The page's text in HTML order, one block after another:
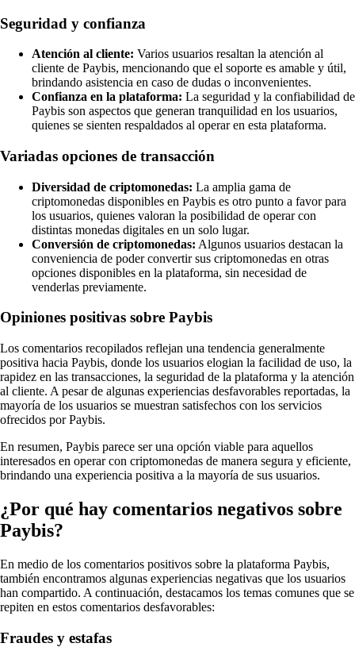
Seguridad y confianza
Atención al cliente: Varios usuarios resaltan la atención al
cliente de Paybis, mencionando que el soporte es amable y útil,
brindando asistencia en caso de dudas o inconvenientes.
Confianza en la plataforma: La seguridad y la confiabilidad de
Paybis son aspectos que generan tranquilidad en los usuarios,
quienes se sienten respaldados al operar en esta plataforma.
Variadas opciones de transacción
Diversidad de criptomonedas: La amplia gama de
criptomonedas disponibles en Paybis es otro punto a favor para
los usuarios, quienes valoran la posibilidad de operar con
distintas monedas digitales en un solo lugar.
Conversión de criptomonedas: Algunos usuarios destacan la
conveniencia de poder convertir sus criptomonedas en otras
opciones disponibles en la plataforma, sin necesidad de
venderlas previamente.
Opiniones positivas sobre Paybis
Los comentarios recopilados reflejan una tendencia generalmente
positiva hacia Paybis, donde los usuarios elogian la facilidad de uso, la
rapidez en las transacciones, la seguridad de la plataforma y la atención
al cliente. A pesar de algunas experiencias desfavorables reportadas, la
mayoría de los usuarios se muestran satisfechos con los servicios
ofrecidos por Paybis.
En resumen, Paybis parece ser una opción viable para aquellos
interesados en operar con criptomonedas de manera segura y eficiente,
brindando una experiencia positiva a la mayoría de sus usuarios.
¿Por qué hay comentarios negativos sobre
Paybis?
En medio de los comentarios positivos sobre la plataforma Paybis,
también encontramos algunas experiencias negativas que los usuarios
han compartido. A continuación, destacamos los temas comunes que se
repiten en estos comentarios desfavorables:
Fraudes y estafas